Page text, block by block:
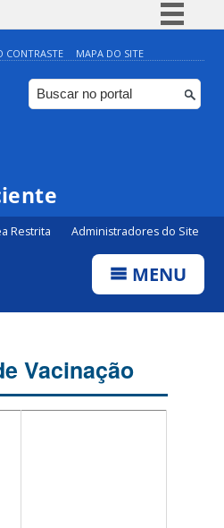
Simplifique!
Comunica BR
Participe
CONTRASTE MAPA DO SITE
Restrita Administradores do Site
MENU
Vacinação